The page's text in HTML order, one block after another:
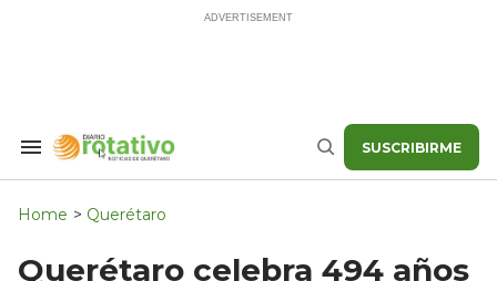
Search
Navigation
Buscar SUSCRIBIRME
Home > Querétaro
Querétaro celebra 494 años